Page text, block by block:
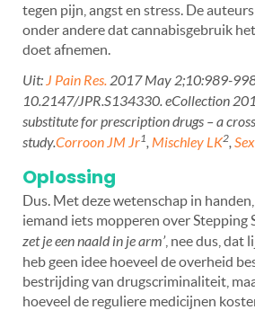
tegen pijn, angst en stress. De
onder andere dat cannabisgebruik
doet afnemen.
Uit: J Pain Res. 2017 May 2;10:989-
10.2147/JPR.S134330. eCollection
substitute for prescription drugs – a
study.Corroon JM Jr1, Mischley LK2,
Oplossing
Dus. Met deze wetenschap in
iemand iets mopperen over Stepping
zet je een naald in je arm’, nee dus, dat
heb geen idee hoeveel de overheid
bestrijding van drugscriminaliteit,
hoeveel de reguliere medicijnen